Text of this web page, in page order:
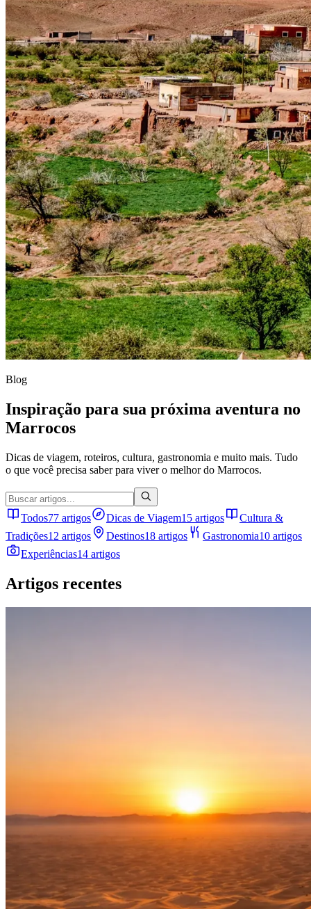
Blog
Inspiração para sua próxima aventura no
Marrocos
Dicas de viagem, roteiros, cultura, gastronomia e muito mais. Tudo
o que você precisa saber para viver o melhor do Marrocos.
Todos77 artigos Dicas de Viagem15 artigos
Cultura &
Tradições12 artigos Destinos18 artigos Gastronomia10 artigos
Experiências14 artigos
Artigos recentes